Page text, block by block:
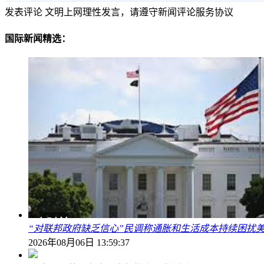
发表评论 文明上网理性发言，请遵守新闻评论服务协议
国际新闻精选：
“对联邦政府缺乏信心”民调称通胀和生活成本持续困扰
2026年08月06日 13:59:37